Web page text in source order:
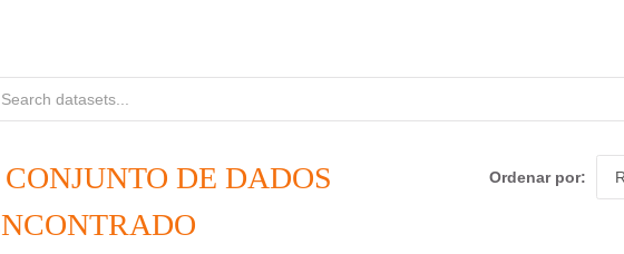
Ordenar por
CONJUNTO DE DADOS